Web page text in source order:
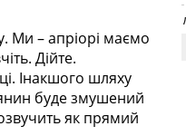
Ми – апріорі маємо
Дійте.
Інакшого шляху
буде змушений
як прямий